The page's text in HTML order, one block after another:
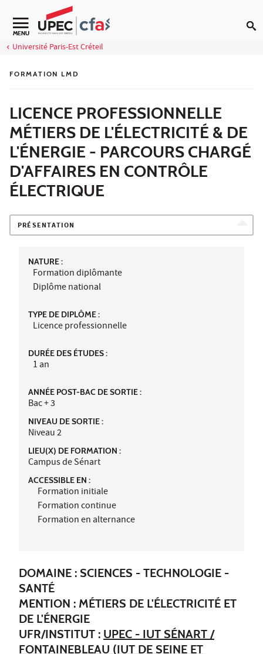
Aller au contenu
MENU
Université Paris-Est Créteil
FORMATION LMD
LICENCE PROFESSIONNELLE
MÉTIERS DE L'ÉLECTRICITÉ & DE
L'ÉNERGIE - PARCOURS CHARGÉ
D'AFFAIRES EN CONTRÔLE
ÉLECTRIQUE
PRÉSENTATION
NATURE :
Formation diplômante
Diplôme national
TYPE DE DIPLÔME :
Licence professionnelle
DURÉE DES ÉTUDES :
1 an
ANNÉE POST-BAC DE SORTIE :
Bac + 3
NIVEAU DE SORTIE :
Niveau 2
LIEU(X) DE FORMATION :
Campus de Sénart
ACCESSIBLE EN :
Formation initiale
Formation continue
Formation en alternance
DOMAINE : SCIENCES - TECHNOLOGIE -
SANTÉ
MENTION : MÉTIERS DE L'ÉLECTRICITÉ ET
DE L'ÉNERGIE
UFR/INSTITUT : UPEC - IUT SÉNART /
FONTAINEBLEAU (IUT DE SEINE ET